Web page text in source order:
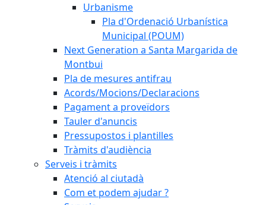
Urbanisme
Pla d'Ordenació Urbanística
Municipal (POUM)
Next Generation a Santa Margarida de
Montbui
Pla de mesures antifrau
Acords/Mocions/Declaracions
Pagament a proveïdors
Tauler d'anuncis
Pressupostos i plantilles
Tràmits d'audiència
Serveis i tràmits
Atenció al ciutadà
Com et podem ajudar ?